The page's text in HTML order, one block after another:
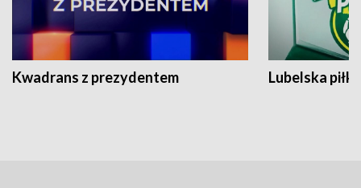
Kwadrans z prezydentem Lubelska piłka